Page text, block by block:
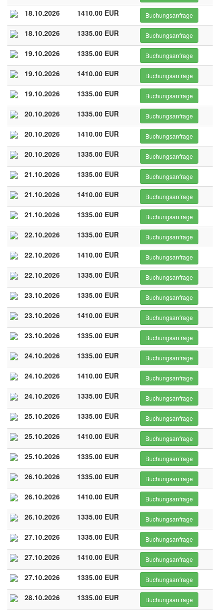
18.10.2026 1410.00 EUR Buchungsanfrage
18.10.2026 1335.00 EUR Buchungsanfrage
19.10.2026 1335.00 EUR Buchungsanfrage
19.10.2026 1410.00 EUR Buchungsanfrage
19.10.2026 1335.00 EUR Buchungsanfrage
20.10.2026 1335.00 EUR Buchungsanfrage
20.10.2026 1410.00 EUR Buchungsanfrage
20.10.2026 1335.00 EUR Buchungsanfrage
21.10.2026 1335.00 EUR Buchungsanfrage
21.10.2026 1410.00 EUR Buchungsanfrage
21.10.2026 1335.00 EUR Buchungsanfrage
22.10.2026 1335.00 EUR Buchungsanfrage
22.10.2026 1410.00 EUR Buchungsanfrage
22.10.2026 1335.00 EUR Buchungsanfrage
23.10.2026 1335.00 EUR Buchungsanfrage
23.10.2026 1410.00 EUR Buchungsanfrage
23.10.2026 1335.00 EUR Buchungsanfrage
24.10.2026 1335.00 EUR Buchungsanfrage
24.10.2026 1410.00 EUR Buchungsanfrage
24.10.2026 1335.00 EUR Buchungsanfrage
25.10.2026 1335.00 EUR Buchungsanfrage
25.10.2026 1410.00 EUR Buchungsanfrage
25.10.2026 1335.00 EUR Buchungsanfrage
26.10.2026 1335.00 EUR Buchungsanfrage
26.10.2026 1410.00 EUR Buchungsanfrage
26.10.2026 1335.00 EUR Buchungsanfrage
27.10.2026 1335.00 EUR Buchungsanfrage
27.10.2026 1410.00 EUR Buchungsanfrage
27.10.2026 1335.00 EUR Buchungsanfrage
28.10.2026 1335.00 EUR Buchungsanfrage